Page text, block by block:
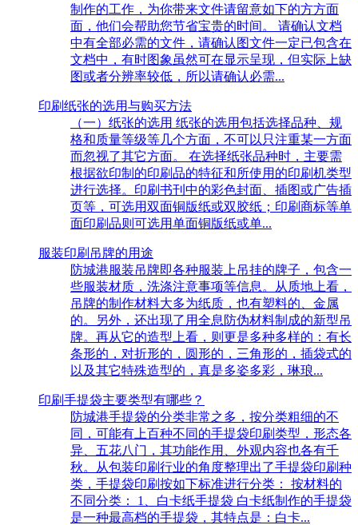
制作的工作，为你带来文件请留意如下的方方面
面，他们会帮助您节省宝贵的时间。 请确认文档
中有全部必需的文件，请确认图文件一定已包含在
文档中，有时图象虽然可在显示呈现，但实际上缺
图或者分辨率较低，所以请确认必需...
印刷纸张的选用与购买方法
（一）纸张的选用 纸张的选用包括选择品种、规
格和质量等级等几个方面，不可以只注重某一方面
而忽视了其它方面。 在选择纸张品种时，主要需
根据欲印制的印刷品的特征和所使用的印刷机类型
进行选择。印刷书刊中的彩色封面、插图或广告插
页等，可选用双面铜版纸或双胶纸；印刷商标等单
面印刷品则可选用单面铜版纸或单...
服装印刷吊牌的用途
防城港服装吊牌即各种服装上吊挂的牌子，包含一
些服装材质，洗涤注意事项等信息。从质地上看，
吊牌的制作材料大多为纸质，也有塑料的、金属
的。另外，还出现了用全息防伪材料制成的新型吊
牌。再从它的造型上看，则更是多种多样的：有长
条形的，对折形的，圆形的，三角形的，插袋式的
以及其它特殊造型的，真是多姿多彩，琳琅...
印刷手提袋主要类型有哪些？
防城港手提袋的分类非常之多，按分类粗细的不
同，可能有上百种不同的手提袋印刷类型，形态各
异、五花八门，其功能作用、外观内容也各有千
秋。从包装印刷行业的角度整理出了手提袋印刷种
类，手提袋印刷按如下标准进行分类： 按材料的
不同分类： 1、白卡纸手提袋 白卡纸制作的手提袋
是一种最高档的手提袋，其特点是：白卡...